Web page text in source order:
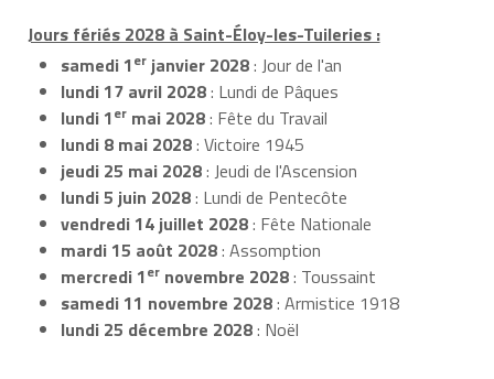
Jours fériés 2028 à Saint-Éloy-les-Tuileries :
samedi 1er janvier 2028: Jour de l'an
lundi 17 avril 2028: Lundi de Pâques
lundi 1er mai 2028: Fête du Travail
lundi 8 mai 2028: Victoire 1945
jeudi 25 mai 2028: Jeudi de l'Ascension
lundi 5 juin 2028: Lundi de Pentecôte
vendredi 14 juillet 2028: Fête Nationale
mardi 15 août 2028: Assomption
mercredi 1er novembre 2028: Toussaint
samedi 11 novembre 2028: Armistice 1918
lundi 25 décembre 2028: Noël